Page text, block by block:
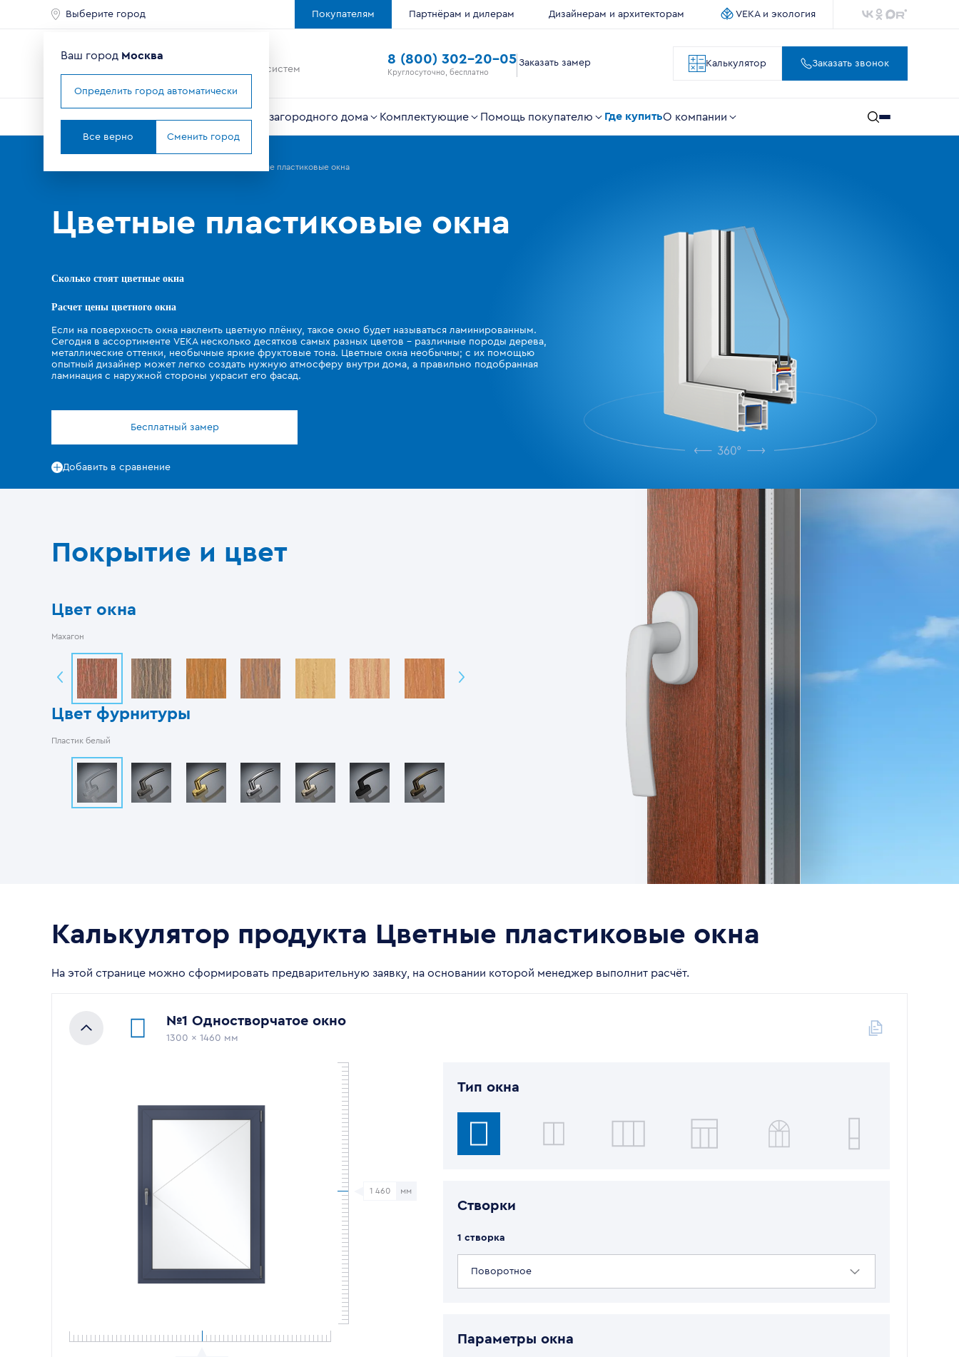
Выберите город Покупателям Партнёрам и дилерам Дизайнерам и архитекторам VEKA и экология
Ведущий мировой
производитель оконных систем
8 (800) 302-20-05
Круглосуточно, бесплатно
Заказать замер Калькулятор Заказать звонок
Для загородного дома Комплектующие Помощь покупателю Где купитьО компании
Цветные пластиковые окна
Цветные пластиковые окна
Сколько стоят цветные окна
Расчет цены цветного окна
Если на поверхность окна наклеить цветную плёнку, такое окно будет называться ламинированным.
Сегодня в ассортименте VEKA несколько десятков самых разных цветов – различные породы дерева,
металлические оттенки, необычные яркие фруктовые тона. Цветные окна необычны; с их помощью
опытный дизайнер может легко создать нужную атмосферу внутри дома, а правильно подобранная
ламинация с наружной стороны украсит его фасад.
Бесплатный замер
Добавить в сравнение
Покрытие и цвет
Цвет окна
Махагон
Цвет фурнитуры
Пластик белый
Калькулятор продукта Цветные пластиковые окна
На этой странице можно сформировать предварительную заявку, на основании которой менеджер выполнит расчёт.
№1 Одностворчатое окно
1300 x 1460 мм
1 460 мм
Тип окна
Створки
1 створка
Поворотное
Параметры окна
Ваш город Москва
Определить город автоматически
Все верно Сменить город